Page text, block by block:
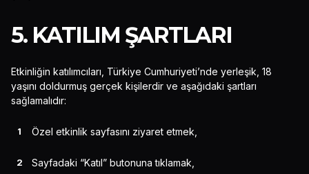
5. KATILIM ŞARTLARI
Etkinliğin katılımcıları, Türkiye Cumhuriyeti’nde yerleşik, 18
yaşını doldurmuş gerçek kişilerdir ve aşağıdaki şartları
sağlamalıdır:
Özel etkinlik sayfasını ziyaret etmek,
Sayfadaki “Katıl” butonuna tıklamak,